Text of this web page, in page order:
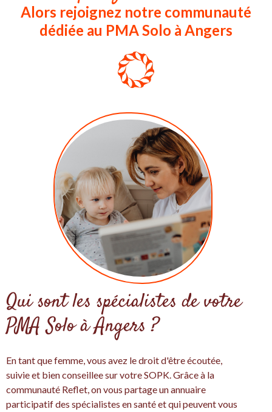
Alors rejoignez notre communauté
dédiée au PMA Solo à Angers
Qui sont les spécialistes de votre
PMA Solo à Angers ?
En tant que femme, vous avez le droit d'être écoutée,
suivie et bien conseillee sur votre SOPK. Grâce à la
communauté Reflet, on vous partage un annuaire
participatif des spécialistes en santé et qui peuvent vous